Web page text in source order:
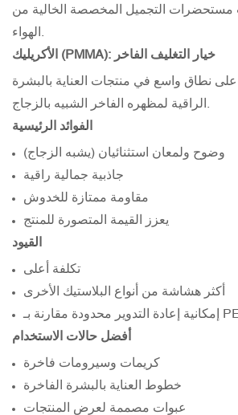
التجميل المخصصة الخالية من
الأكريليك (PMMA): خيار التغليف الفاخر
على نطاق واسع في منتجات العناية بالبشرة
الفوائد الرئيسية
وضوح ولمعان استثنائيان (يشبه الزجاج)
جاذبية جمالية راقية
مقاومة ممتازة للخدوش
يعزز القيمة المتصورة للمنتج
القيود
تكلفة أعلى
أكثر هشاشة من أنواع البلاستيك الأخرى
أفضل حالات الاستخدام
كريمات وسيرومات فاخرة
خطوط العناية بالبشرة الفاخرة
عبوات مصممة لعرض المنتجات